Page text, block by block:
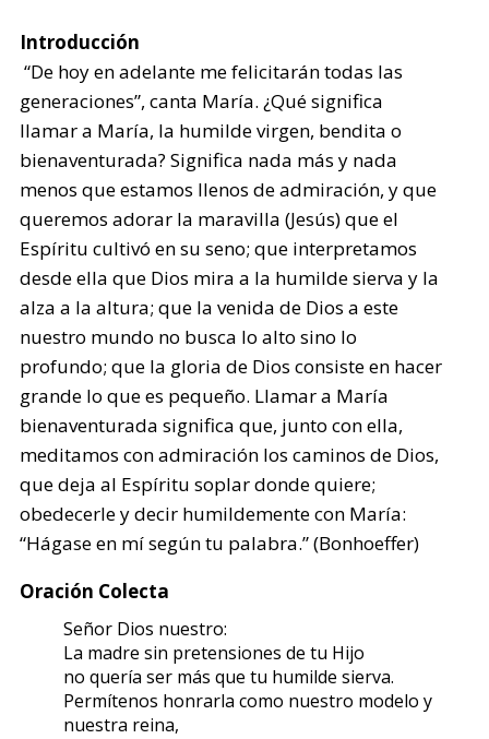
Introducción
“De hoy en adelante me felicitarán todas las
generaciones”, canta María. ¿Qué significa
llamar a María, la humilde virgen, bendita o
bienaventurada? Significa nada más y nada
menos que estamos llenos de admiración, y que
queremos adorar la maravilla (Jesús) que el
Espíritu cultivó en su seno; que interpretamos
desde ella que Dios mira a la humilde sierva y la
alza a la altura; que la venida de Dios a este
nuestro mundo no busca lo alto sino lo
profundo; que la gloria de Dios consiste en hacer
grande lo que es pequeño. Llamar a María
bienaventurada significa que, junto con ella,
meditamos con admiración los caminos de Dios,
que deja al Espíritu soplar donde quiere;
obedecerle y decir humildemente con María:
“Hágase en mí según tu palabra.” (Bonhoeffer)
Oración Colecta
Señor Dios nuestro:
La madre sin pretensiones de tu Hijo
no quería ser más que tu humilde sierva.
Permítenos honrarla como nuestro modelo y
nuestra reina,